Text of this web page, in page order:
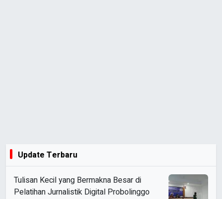
Update Terbaru
Tulisan Kecil yang Bermakna Besar di
Pelatihan Jurnalistik Digital Probolinggo